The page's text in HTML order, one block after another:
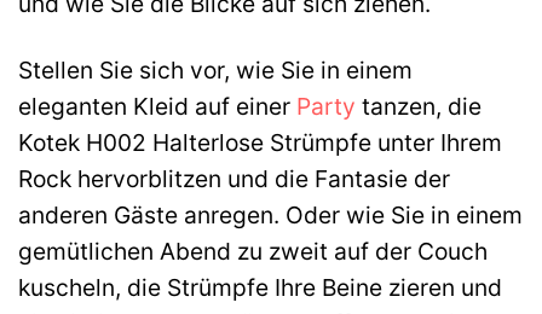
Stellen Sie sich vor, wie Sie in einem
eleganten Kleid auf einer Party tanzen, die
Kotek H002 Halterlose Strümpfe unter Ihrem
Rock hervorblitzen und die Fantasie der
anderen Gäste anregen. Oder wie Sie in einem
gemütlichen Abend zu zweit auf der Couch
kuscheln, die Strümpfe Ihre Beine zieren und